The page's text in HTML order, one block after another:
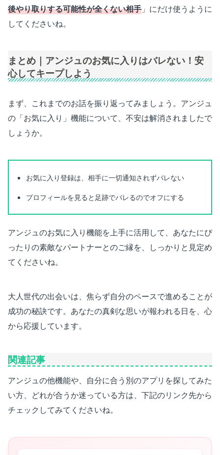
後やり取りする可能性が全くない相手 」にだけ使うように
してくださいね。
まとめ｜アンジュのお気に入りはバレない！安
心してキープしよう
まず、これまでのお話を振り返ってみましょう。アンジュ
の「お気に入り」機能について、不安は解消されましたで
しょうか。
お気に入り登録は、相手に一切通知されずバレない
プロフィールを見ると足跡でバレるのでオフにする
アンジュのお気に入り機能を上手に活用して、あなたにぴ
ったりの素敵なパートナーとのご縁を、しっかりと見定め
てくださいね。
大人世代の出会いは、焦らず自分のペースで進めることが
成功の秘訣です。あなたの真剣な思いが報われる日を、心
から応援しています。
関連記事
アンジュの他機能や、自分に合う別のアプリを探してみた
い方、どれが合うか迷っている方は、下記のリンク先から
チェックしてみてくださいね。